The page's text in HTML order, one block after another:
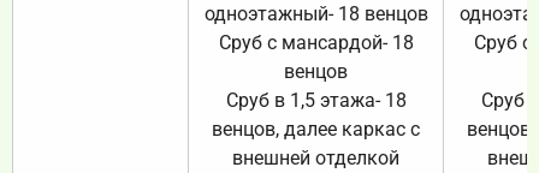
одноэтажный- 18 венцов
Сруб с мансардой- 18
венцов
Сруб в 1,5 этажа- 18
венцов, далее каркас с
внешней отделкой
Сруб с
Сруб